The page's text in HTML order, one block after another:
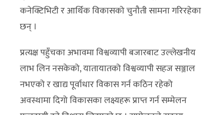
कनेक्टिभिटी र आर्थिक विकासको चुनौती सामना गरिरहेका
छन् ।
प्रत्यक्ष पहुँचका अभावमा विश्वव्यापी बजारबाट उल्लेखनीय
लाभ लिन नसकेको, यातायातको विश्वव्यापी सहज सञ्जाल
नभएको र खाद्य पूर्वाधार विकास गर्न कठिन रहेको
अवस्थामा दिगो विकासका लक्ष्यहरू प्राप्त गर्न सम्मेलन